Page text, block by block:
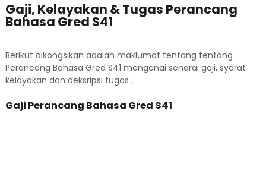
Gaji, Kelayakan & Tugas Perancang
Bahasa Gred S41
Berikut dikongsikan adalah maklumat tentang tentang
Perancang Bahasa Gred S41 mengenai senarai gaji, syarat
kelayakan dan deksripsi tugas ;
Gaji Perancang Bahasa Gred S41